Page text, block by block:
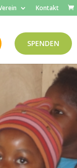
Kontakt
SPENDEN